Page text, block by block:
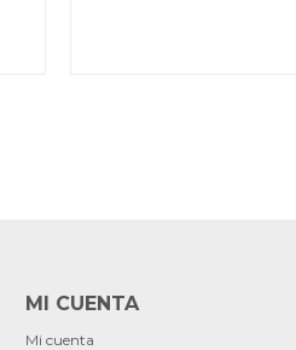
MI CUENTA
Mi cuenta